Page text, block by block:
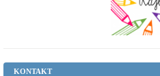
KONTAKT